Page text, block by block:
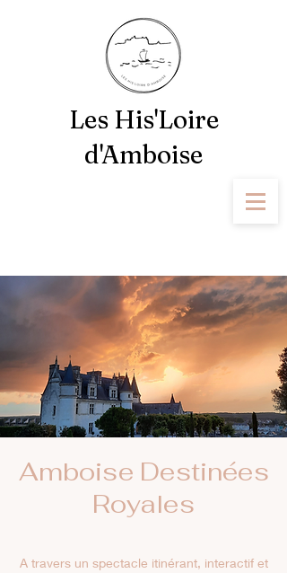
Les His'Loire
d'Amboise
Amboise Destinées
Royales
A travers un spectacle itinérant, interactif et